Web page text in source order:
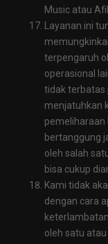
Music atau
Layanan ini
terpengaruh
operasional
tidak terbatas
menjatuhkan
pemeliharaan
bertanggung
oleh salah
bisa cukup
Kami tidak
dengan cara
oleh satu